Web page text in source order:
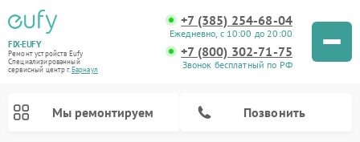
FIX-EUFY
Ремонт устройств Eufy
Специализированный
cервисный центр г.Барнаул
+7 (385) 254-68-04
Ежедневно, с 10:00 до 20:00
+7 (800) 302-71-75
Звонок бесплатный по РФ
Мы ремонтируем Позвонить